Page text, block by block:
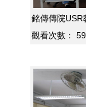
銘傳傳院
觀看次數：